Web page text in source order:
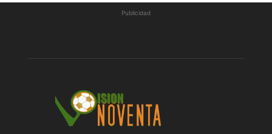
Publicidad